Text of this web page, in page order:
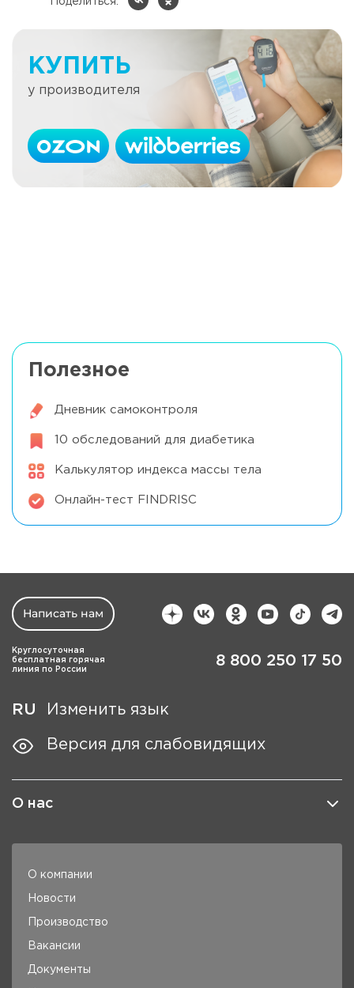
КУПИТЬ
у производителя
Полезное
Дневник самоконтроля
10 обследований для диабетика
Калькулятор индекса массы тела
Онлайн-тест FINDRISC
Написать нам
Круглосуточная
бесплатная горячая
линия по России
8 800 250 17 50
RU Изменить язык
Версия для слабовидящих
О нас
О компании
Новости
Производство
Вакансии
Документы